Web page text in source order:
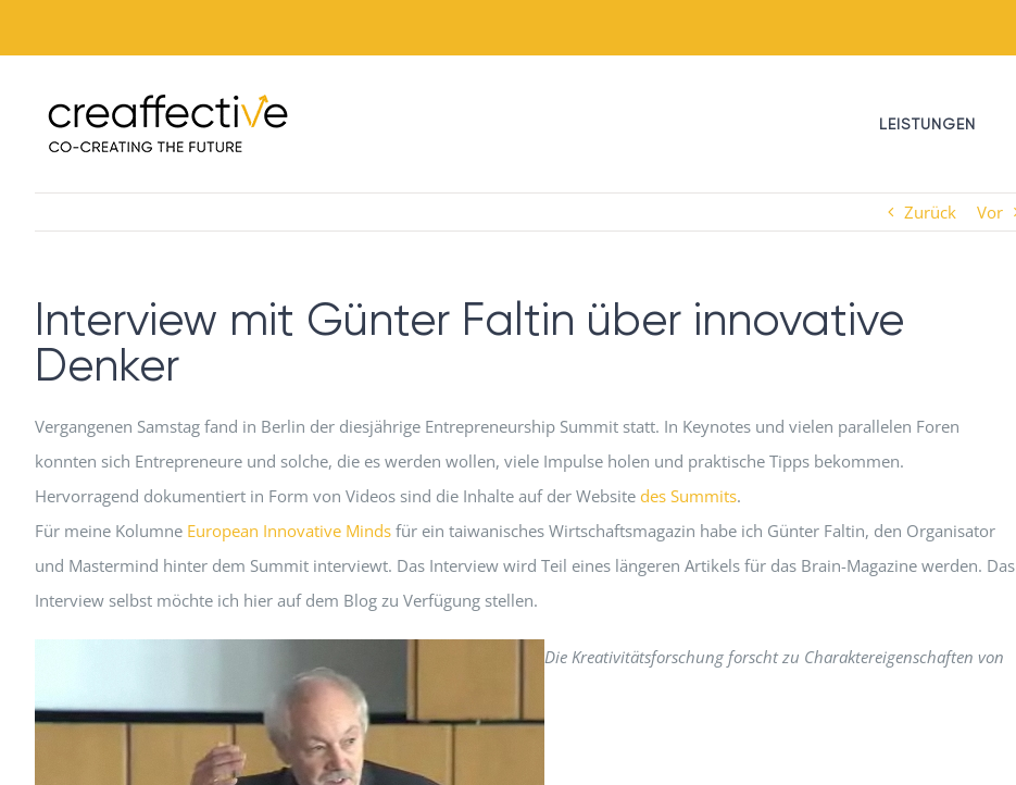
Inhalt
LEISTUNGEN
Zurück Vor
Interview mit Günter Faltin über innovative
Denker
Vergangenen Samstag fand in Berlin der diesjährige Entrepreneurship Summit statt. In Keynotes und vielen parallelen Foren
konnten sich Entrepreneure und solche, die es werden wollen, viele Impulse holen und praktische Tipps bekommen.
Hervorragend dokumentiert in Form von Videos sind die Inhalte auf der Website des Summits.
Für meine Kolumne European Innovative Mindsfür ein taiwanisches Wirtschaftsmagazin habe ich Günter Faltin, den Organisator
und Mastermind hinter dem Summit interviewt. Das Interview wird Teil eines längeren Artikels für das Brain-Magazine werden. Das
Interview selbst möchte ich hier auf dem Blog zu Verfügung stellen.
Die Kreativitätsforschung forscht zu Charaktereigenschaften von